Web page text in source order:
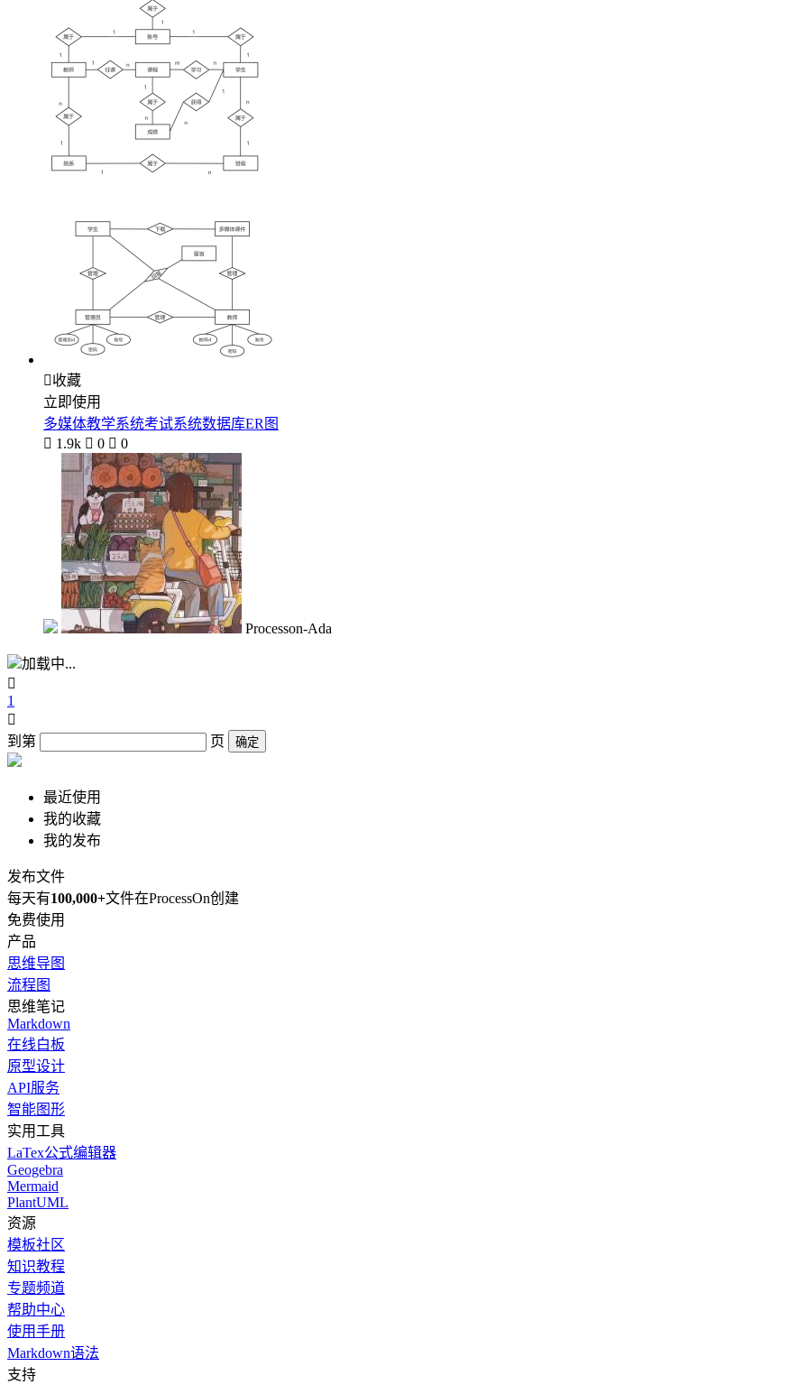
收藏
立即使用
多媒体教学系统考试系统数据库ER图
 1.9k  0  0
Processon-Ada
加载中...

1

到第
页 确定
最近使用
我的收藏
我的发布
发布文件
每天有100,000+文件在ProcessOn创建
免费使用
产品
思维导图
流程图
思维笔记
Markdown
在线白板
原型设计
API服务
智能图形
实用工具
LaTex公式编辑器
Geogebra
Mermaid
PlantUML
资源
模板社区
知识教程
专题频道
帮助中心
使用手册
Markdown语法
支持